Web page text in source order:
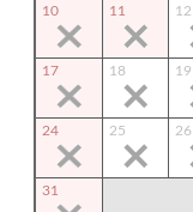
10 11 12
17 18 19
24 25 26
31